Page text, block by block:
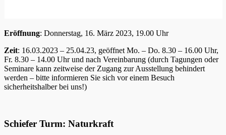
Eröffnung: Donnerstag, 16. März 2023, 19.00 Uhr
Zeit: 16.03.2023 – 25.04.23, geöffnet Mo. – Do. 8.30 – 16.00 Uhr,
Fr. 8.30 – 14.00 Uhr und nach Vereinbarung (durch Tagungen oder
Seminare kann zeitweise der Zugang zur Ausstellung behindert
werden – bitte informieren Sie sich vor einem Besuch
sicherheitshalber bei uns!)
Schiefer Turm: Naturkraft